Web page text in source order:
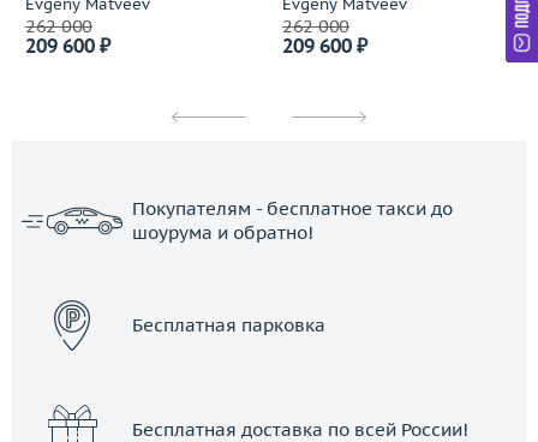
Evgeny Matveev
262 000
209 600 ₽
Evgeny Matveev
262 000
209 600 ₽
Покупателям - бесплатное такси до
шоурума и обратно!
Бесплатная парковка
Бесплатная доставка по всей России!